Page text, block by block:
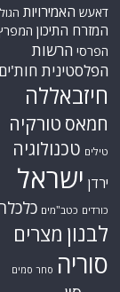
דאעש האמירויות
המזרח התיכון
הפרסי הרשות
הפלסטינית חות'ים
חיזבאללה
חמאס טורקיה
טילים טכנולוגיה
ירדן ישראל
כורדים כטב"מים
לבנון מצרים
סוריה סחר סמים